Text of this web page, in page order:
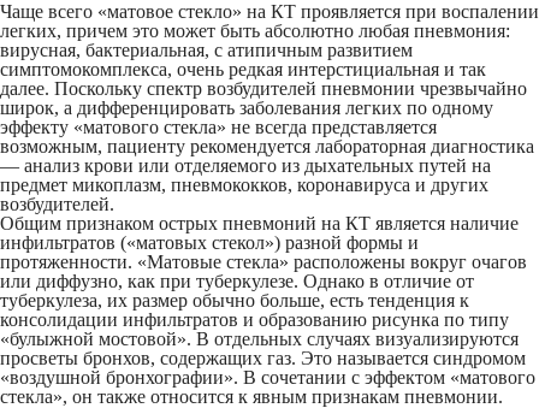
Чаще всего «матовое стекло» на КТ проявляется при воспалении
легких, причем это может быть абсолютно любая пневмония:
вирусная, бактериальная, с атипичным развитием
симптомокомплекса, очень редкая интерстициальная и так
далее. Поскольку спектр возбудителей пневмонии чрезвычайно
широк, а дифференцировать заболевания легких по одному
эффекту «матового стекла» не всегда представляется
возможным, пациенту рекомендуется лабораторная диагностика
— анализ крови или отделяемого из дыхательных путей на
предмет микоплазм, пневмококков, коронавируса и других
возбудителей.
Общим признаком острых пневмоний на КТ является наличие
инфильтратов («матовых стекол») разной формы и
протяженности. «Матовые стекла» расположены вокруг очагов
или диффузно, как при туберкулезе. Однако в отличие от
туберкулеза, их размер обычно больше, есть тенденция к
консолидации инфильтратов и образованию рисунка по типу
«булыжной мостовой». В отдельных случаях визуализируются
просветы бронхов, содержащих газ. Это называется синдромом
«воздушной бронхографии». В сочетании с эффектом «матового
стекла», он также относится к явным признакам пневмонии.